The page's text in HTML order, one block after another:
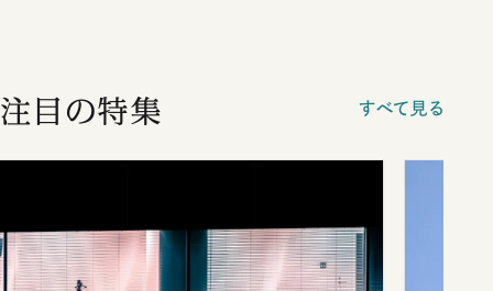
注目の特集 すべて見る